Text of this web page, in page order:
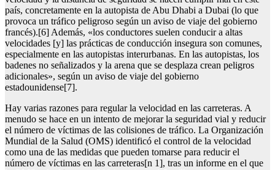
país, concretamente en la autopista de Abu Dhabi a Dubai (lo que
provoca un tráfico peligroso según un aviso de viaje del gobierno
francés).[6] Además, «los conductores suelen conducir a altas
velocidades [y] las prácticas de conducción insegura son comunes,
especialmente en las autopistas interurbanas. En las autopistas, los
badenes no señalizados y la arena que se desplaza crean peligros
adicionales», según un aviso de viaje del gobierno
estadounidense[7].
Hay varias razones para regular la velocidad en las carreteras. A
menudo se hace en un intento de mejorar la seguridad vial y reducir
el número de víctimas de las colisiones de tráfico. La Organización
Mundial de la Salud (OMS) identificó el control de la velocidad
como una de las medidas que pueden tomarse para reducir el
número de víctimas en las carreteras[n 1], tras un informe en el que